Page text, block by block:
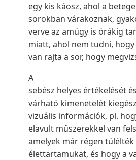
egy kis káosz, ahol a
sorokban várakoznak,
verve az amúgy is órákig
miatt, ahol nem tudni,
van rajta a sor, hogy
A
sebész helyes értékelését
várható kimenetelét
vizuális információk, pl.
elavult műszerekkel van
amelyek már régen túlélték
élettartamukat, és hogy a